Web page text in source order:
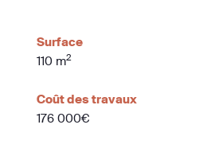
Surface
110 m2
Coût des travaux
176 000€